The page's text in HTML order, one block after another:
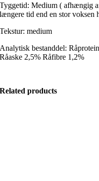
Tyggetid: Medium ( afhængig
længere tid end en stor voksen
Tekstur: medium
Analytisk bestanddel:
Råaske 2,5% Råfibre 1,2%
Related products